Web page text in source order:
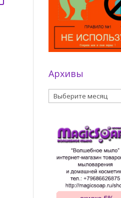
Архивы
Архивы